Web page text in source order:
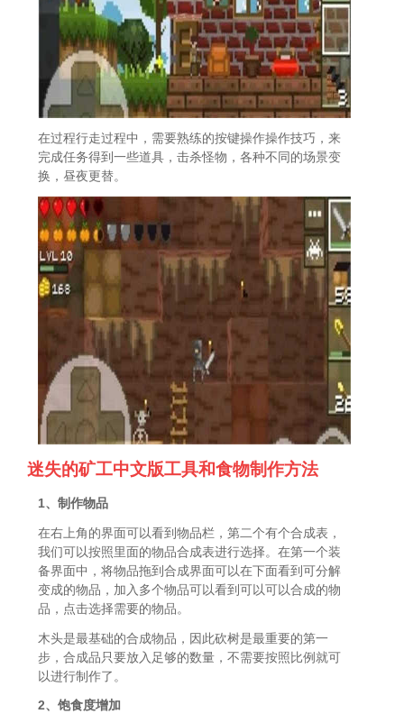
在过程行走过程中，需要熟练的按键操作操作技巧，来
完成任务得到一些道具，击杀怪物，各种不同的场景变
换，昼夜更替。
迷失的矿工中文版工具和食物制作方法
1、制作物品
在右上角的界面可以看到物品栏，第二个有个合成表，
我们可以按照里面的物品合成表进行选择。在第一个装
备界面中，将物品拖到合成界面可以在下面看到可分解
变成的物品，加入多个物品可以看到可以可以合成的物
品，点击选择需要的物品。
木头是最基础的合成物品，因此砍树是最重要的第一
步，合成品只要放入足够的数量，不需要按照比例就可
以进行制作了。
2、饱食度增加